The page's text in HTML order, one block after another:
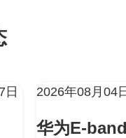
日 2026年08月04
华为E-